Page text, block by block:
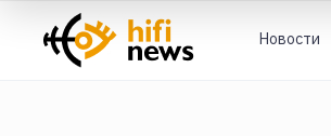
Новости